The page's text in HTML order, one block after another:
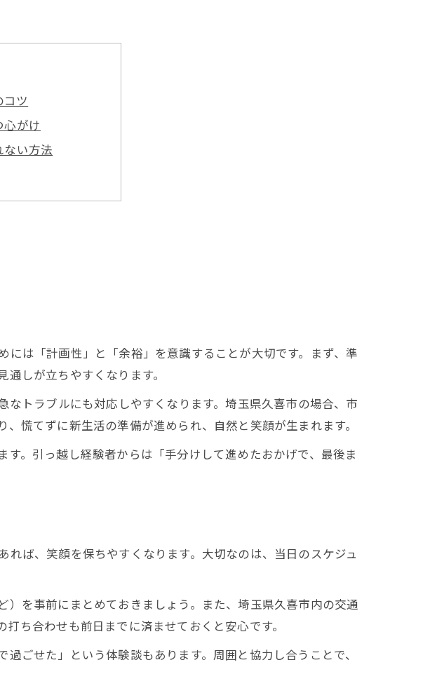
ツ
がけ
ない方法
し術
準備の工夫
し体験
準備の流れ
っ越し方法
市の魅力
訣とは
段取り術
のポイント
生活環境
増える理由
魅力的な体験
は「計画性」と「余裕」を意識することが大切です。まず、準
しが立ちやすくなります。
トラブルにも対応しやすくなります。埼玉県久喜市の場合、市
慌てずに新生活の準備が進められ、自然と笑顔が生まれます。
。引っ越し経験者からは「手分けして進めたおかげで、最後ま
ば、笑顔を保ちやすくなります。大切なのは、当日のスケジュ
を事前にまとめておきましょう。また、埼玉県久喜市内の交通
ち合わせも前日までに済ませておくと安心です。
ごせた」という体験談もあります。周囲と協力し合うことで、